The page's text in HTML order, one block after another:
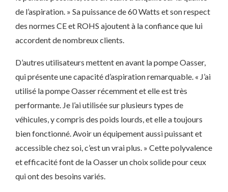
de l’aspiration. » Sa puissance de 60 Watts et son respect
des normes CE et ROHS ajoutent à la confiance que lui
accordent de nombreux clients.
D’autres utilisateurs mettent en avant la pompe Oasser,
qui présente une capacité d’aspiration remarquable. « J’ai
utilisé la pompe Oasser récemment et elle est très
performante. Je l’ai utilisée sur plusieurs types de
véhicules, y compris des poids lourds, et elle a toujours
bien fonctionné. Avoir un équipement aussi puissant et
accessible chez soi, c’est un vrai plus. » Cette polyvalence
et efficacité font de la Oasser un choix solide pour ceux
qui ont des besoins variés.